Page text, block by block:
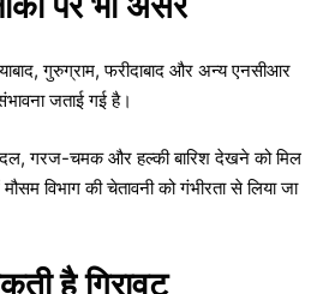
गुरुग्राम, फरीदाबाद और अन्य एनसीआर
जताई गई है।
गरज-चमक और हल्की बारिश देखने को मिल
विभाग की चेतावनी को गंभीरता से लिया जा
है गिरावट